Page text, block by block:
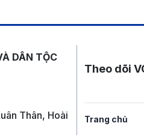
DÂN TỘC
Thân, Hoài
Theo dõi
Trang chủ